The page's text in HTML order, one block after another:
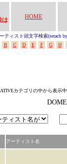
は
HOME
ティスト頭文字検索(serach
B C D E F G H
カテゴリの中から表示中
アーティスト名